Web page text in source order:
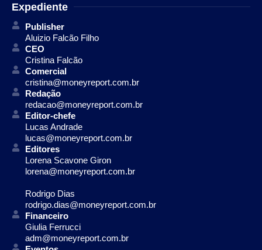
Expediente
Publisher
Aluizio Falcão Filho
CEO
Cristina Falcão
Comercial
cristina@moneyreport.com.br
Redação
redacao@moneyreport.com.br
Editor-chefe
Lucas Andrade
lucas@moneyreport.com.br
Editores
Lorena Scavone Giron
lorena@moneyreport.com.br
Rodrigo Dias
rodrigo.dias@moneyreport.com.br
Financeiro
Giulia Ferrucci
adm@moneyreport.com.br